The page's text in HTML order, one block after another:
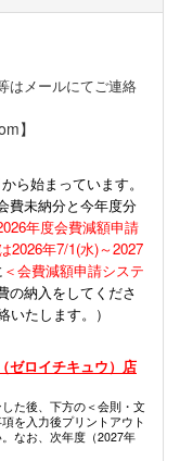
はメールにてご連絡
】
ら始まっています。
費未納分と今年度分
年度会費減額申請
2026年7/1(水)～2027
＜会費減額申請システ
の納入をしてくださ
たします。）
ゼロイチキュウ）店
た後、下方の＜会則・文
を入力後プリントアウト
なお、次年度（2027年